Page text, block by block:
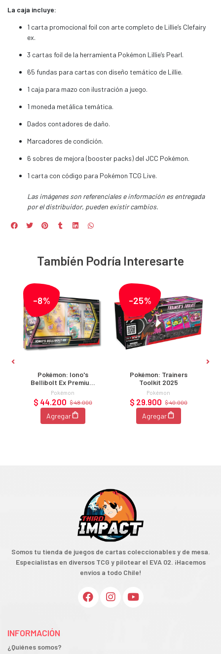
La caja incluye:
1 carta promocional foil con arte completo de Lillie’s Clefairy
ex.
3 cartas foil de la herramienta Pokémon Lillie’s Pearl.
65 fundas para cartas con diseño temático de Lillie.
1 caja para mazo con ilustración a juego.
1 moneda metálica temática.
Dados contadores de daño.
Marcadores de condición.
6 sobres de mejora (booster packs) del JCC Pokémon.
1 carta con código para Pokémon TCG Live.
Las imágenes son referenciales e información es entregada
por el distribuidor, pueden existir cambios.
También Podría Interesarte
-8%
Pokémon: Iono's
Bellibolt Ex Premium
Collection
Pokémon
$ 48.000
$ 44.200
Agregar
-25%
Pokémon: Trainers
Toolkit 2025
Pokémon
$ 40.000
$ 29.900
Agregar
Somos tu tienda de juegos de cartas coleccionables y de mesa.
Especialistas en diversos TCG y pilotear el EVA 02. ¡Hacemos
envíos a todo Chile!
INFORMACIÓN
¿Quiénes somos?